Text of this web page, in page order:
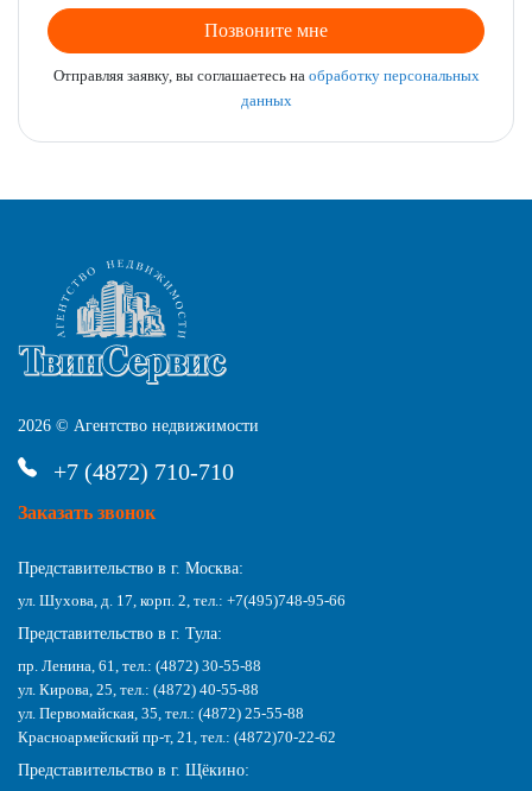
Позвоните мне
Отправляя заявку, вы соглашаетесь на обработку персональных
данных
2026 © Агентство недвижимости
+7 (4872) 710-710
Заказать звонок
Представительство в г. Москва:
ул. Шухова, д. 17, корп. 2, тел.: +7(495)748-95-66
Представительство в г. Тула:
пр. Ленина, 61, тел.: (4872) 30-55-88
ул. Кирова, 25, тел.: (4872) 40-55-88
ул. Первомайская, 35, тел.: (4872) 25-55-88
Красноармейский пр-т, 21, тел.: (4872)70-22-62
Представительство в г. Щёкино: